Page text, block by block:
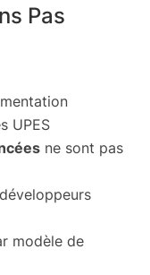
Pas
UPES
ne sont pas
modèle de